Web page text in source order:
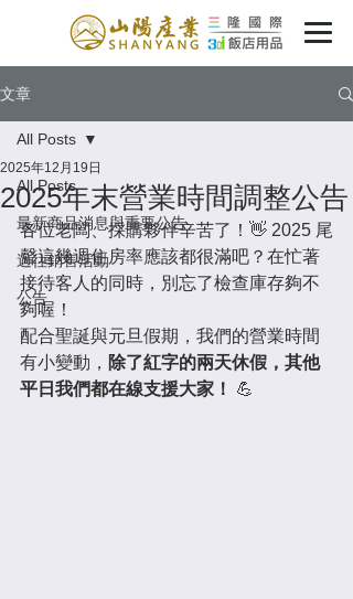
文章
All Posts
最新商品消息與重要公告
過往銷售活動
公告
All Posts
2025年末營業時間調整公告
2025年12月19日
各位老闆、採購夥伴辛苦了！👋 2025 尾
聲這幾週住房率應該都很滿吧？在忙著
接待客人的同時，別忘了檢查庫存夠不
夠喔！
配合聖誕與元旦假期，我們的營業時間
有小變動， 除了紅字的兩天休假，其他
平日我們都在線支援大家！
💪